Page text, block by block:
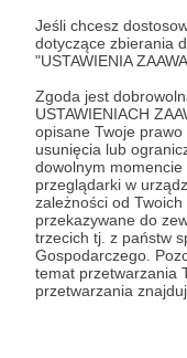
Jeśli chcesz
dotyczące zbierania
"USTAWIENIA
Zgoda jest
USTAWIENIACH
opisane Twoje
usunięcia lub
dowolnym
przeglądarki w
zależności od
przekazywane do
trzecich tj. z państw
Gospodarczego.
temat przetwarzania
przetwarzania
* Zapoznałem się i
* Wyrażam zgodę
osobowych
prawidłowego
Wyrażam zgodę
informacji
zmieniona w